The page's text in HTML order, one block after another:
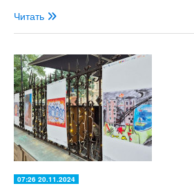
Читать
07:26 20.11.2024